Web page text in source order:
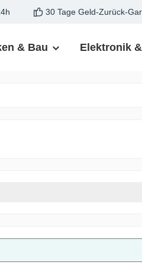
30 Tage Geld-Zurück-
& Bau Elektronik